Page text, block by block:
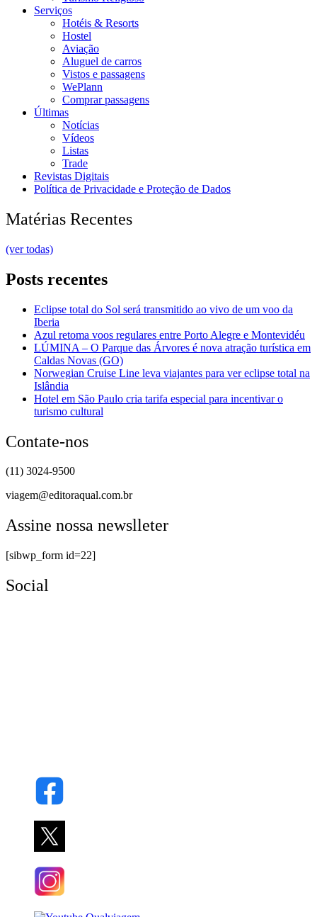
Serviços
Hotéis & Resorts
Hostel
Aviação
Aluguel de carros
Vistos e passagens
WePlann
Comprar passagens
Últimas
Notícias
Vídeos
Listas
Trade
Revistas Digitais
Política de Privacidade e Proteção de Dados
Matérias Recentes
(ver todas)
Posts recentes
Eclipse total do Sol será transmitido ao vivo de um voo da
Iberia
Azul retoma voos regulares entre Porto Alegre e Montevidéu
LÚMINA – O Parque das Árvores é nova atração turística em
Caldas Novas (GO)
Norwegian Cruise Line leva viajantes para ver eclipse total na
Islândia
Hotel em São Paulo cria tarifa especial para incentivar o
turismo cultural
Contate-nos
(11) 3024-9500
viagem@editoraqual.com.br
Assine nossa newslleter
[sibwp_form id=22]
Social